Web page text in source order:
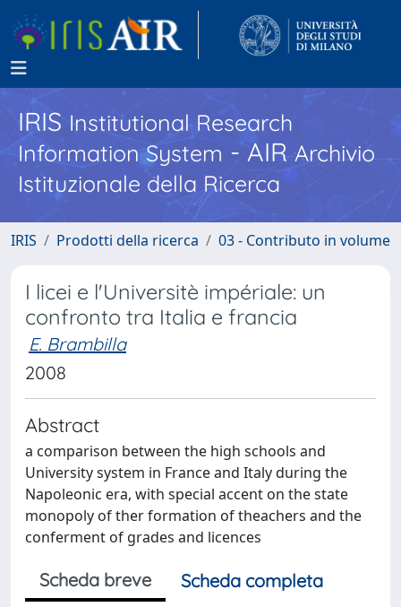
IRISInstitutional Research
Information System - AIR Archivio
Istituzionale della Ricerca
IRIS Prodotti della ricerca 03 - Contributo in volume
I licei e l'Universitè impériale: un
confronto tra Italia e francia
E. Brambilla
2008
Abstract
a comparison between the high schools and
University system in France and Italy during the
Napoleonic era, with special accent on the state
monopoly of ther formation of theachers and the
conferment of grades and licences
Scheda breve
Scheda completa